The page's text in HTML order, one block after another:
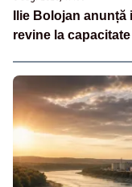
Ilie Bolojan
revine la